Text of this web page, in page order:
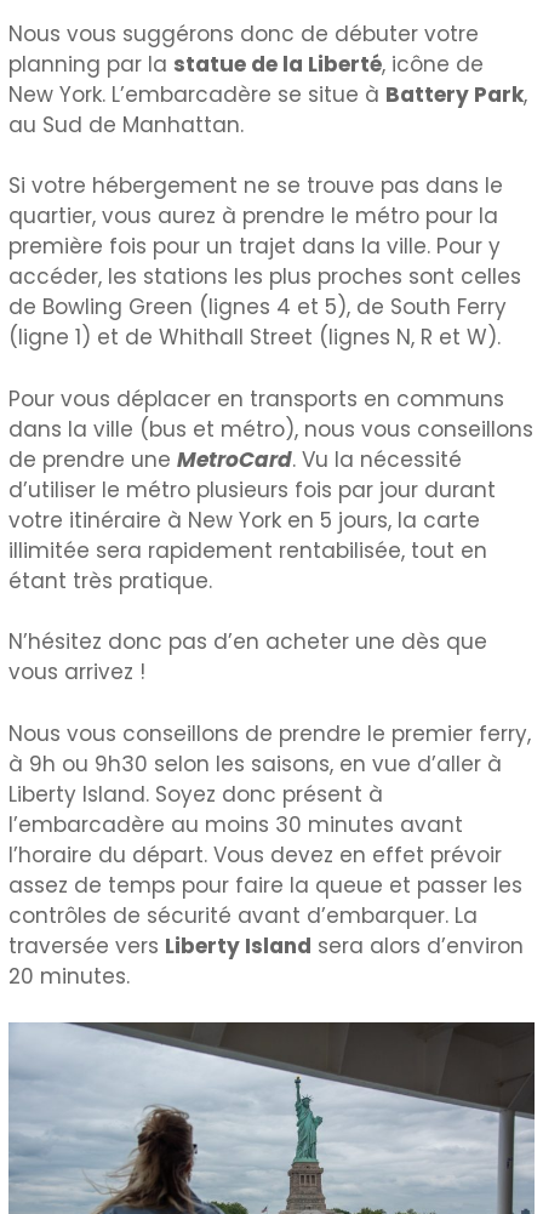
Nous vous suggérons donc de débuter votre
planning par la statue de la Liberté, icône de
New York. L’embarcadère se situe à Battery Park,
au Sud de Manhattan.
Si votre hébergement ne se trouve pas dans le
quartier, vous aurez à prendre le métro pour la
première fois pour un trajet dans la ville. Pour y
accéder, les stations les plus proches sont celles
de Bowling Green (lignes 4 et 5), de South Ferry
(ligne 1) et de Whithall Street (lignes N, R et W).
Pour vous déplacer en transports en communs
dans la ville (bus et métro), nous vous conseillons
de prendre uneMetroCard. Vu la nécessité
d’utiliser le métro plusieurs fois par jour durant
votre itinéraire à New York en 5 jours, la carte
illimitée sera rapidement rentabilisée, tout en
étant très pratique.
N’hésitez donc pas d’en acheter une dès que
vous arrivez !
Nous vous conseillons de prendre le premier ferry,
à 9h ou 9h30 selon les saisons, en vue d’aller à
Liberty Island. Soyez donc présent à
l’embarcadère au moins 30 minutes avant
l’horaire du départ. Vous devez en effet prévoir
assez de temps pour faire la queue et passer les
contrôles de sécurité avant d’embarquer. La
traversée vers Liberty Island sera alors d’environ
20 minutes.